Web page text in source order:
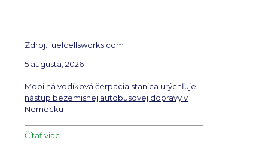
Zdroj: fuelcellsworks.com
5 augusta, 2026
Mobilná vodíková čerpacia stanica urýchľuje
nástup bezemisnej autobusovej dopravy v
Nemecku
Čítať viac